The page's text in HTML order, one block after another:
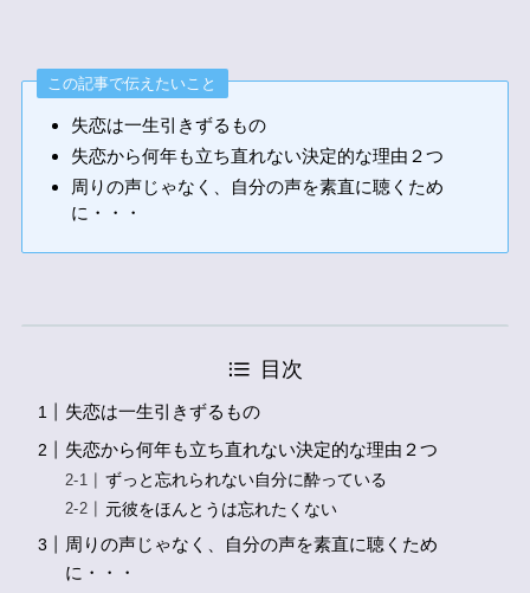
この記事で伝えたいこと
失恋は一生引きずるもの
失恋から何年も立ち直れない決定的な理由２つ
周りの声じゃなく、自分の声を素直に聴くため
に・・・
目次
失恋は一生引きずるもの
失恋から何年も立ち直れない決定的な理由２つ
ずっと忘れられない自分に酔っている
元彼をほんとうは忘れたくない
周りの声じゃなく、自分の声を素直に聴くため
に・・・